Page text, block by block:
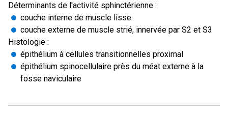
Déterminants de l'activité sphinctérienne :
couche interne de muscle lisse
couche externe de muscle strié, innervée par S2 et S3
Histologie :
épithélium à cellules transitionnelles proximal
épithélium spinocellulaire près du méat externe à la
fosse naviculaire